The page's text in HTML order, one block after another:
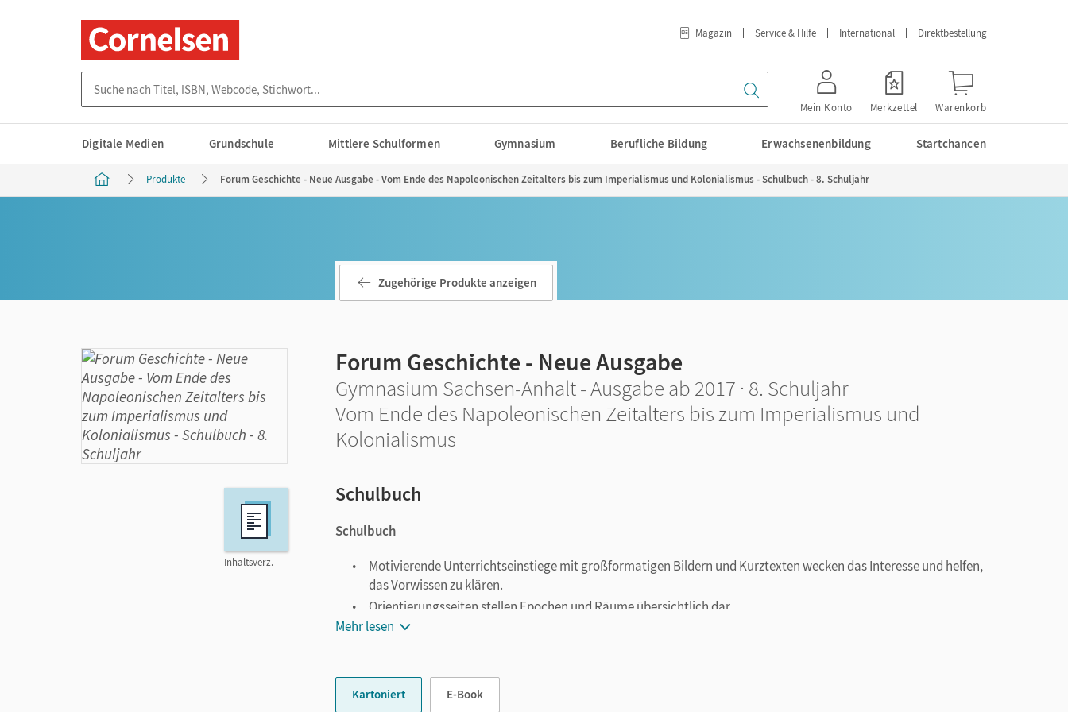
Magazin Service & Hilfe International Direktbestellung
Mein Konto Merkzettel Warenkorb
Digitale Medien Grundschule Mittlere Schulformen Gymnasium Berufliche Bildung Erwachsenenbildung Startchancen
Produkte Forum Geschichte - Neue Ausgabe - Vom Ende des Napoleonischen Zeitalters bis zum Imperialismus und Kolonialismus - Schulbuch - 8. Schuljahr
Inhaltsverz.
Zugehörige Produkte anzeigen
Forum Geschichte - Neue Ausgabe
Gymnasium Sachsen-Anhalt - Ausgabe ab 2017 · 8. Schuljahr
Vom Ende des Napoleonischen Zeitalters bis zum Imperialismus und
Kolonialismus
Schulbuch
Schulbuch
Motivierende Unterrichtseinstiege mit großformatigen Bildern und Kurztexten wecken das Interesse und helfen,
das Vorwissen zu klären.
Orientierungsseiten stellen Epochen und Räume übersichtlich dar.
Das Doppelseitenprinzip - klassisch, exemplarisch, übersichtlich: Die Themeneinheiten sind variabel auf
Progressive, kreative und schülerorientierte Aufgaben eignen sich für unterschiedliche Lernertypen und
Mehr lesen
Kartoniert E-Book